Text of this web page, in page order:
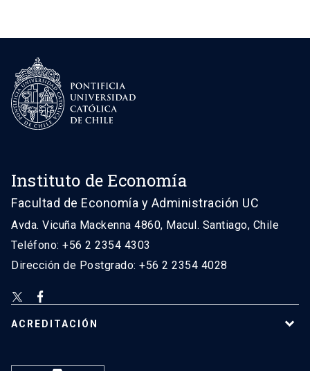
Instituto de Economía
Facultad de Economía y Administración UC
Avda. Vicuña Mackenna 4860, Macul. Santiago, Chile
Teléfono: +56 2 2354 4303
Dirección de Postgrado: +56 2 2354 4028
ACREDITACIÓN